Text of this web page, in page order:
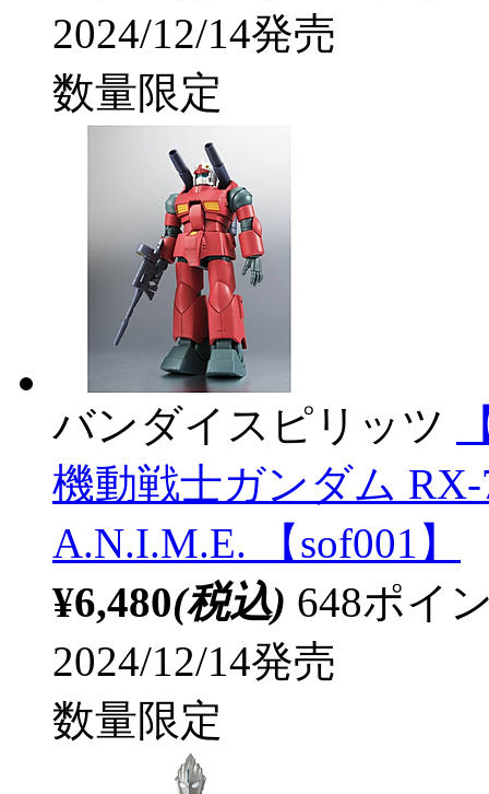
2024/12/14発売
数量限定
バンダイスピリッツ
機動戦士ガンダム
A.N.I.M.E. 【sof001】
¥6,480(税込) 648ポイ
2024/12/14発売
数量限定